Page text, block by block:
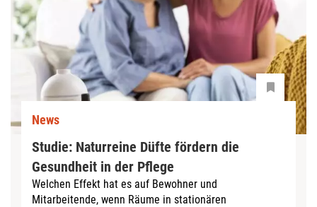
News
Studie: Naturreine Düfte fördern die
Gesundheit in der Pflege
Welchen Effekt hat es auf Bewohner und
Mitarbeitende, wenn Räume in stationären